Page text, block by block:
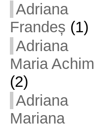
Adriana
Frandeș (1)
Adriana
Maria Achim
(2)
Adriana
Mariana